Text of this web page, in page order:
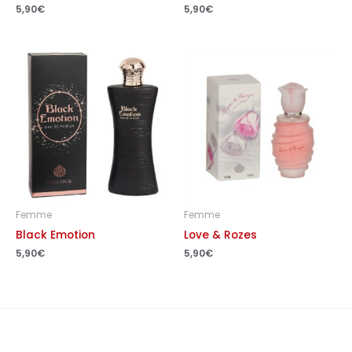
5,90€ 5,90€
Femme
Black Emotion
5,90€
Femme
Love & Rozes
5,90€